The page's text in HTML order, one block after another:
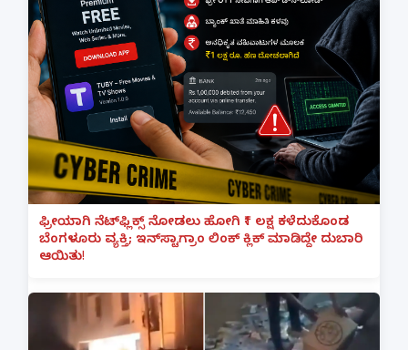
ಫ್ರೀಯಾಗಿ ನೆಟ್‌ಫ್ಲಿಕ್ಸ್ ನೋಡಲು ಹೋಗಿ ₹1 ಲಕ್ಷ ಕಳೆದುಕೊಂಡ
ಬೆಂಗಳೂರು ವ್ಯಕ್ತಿ; ಇನ್‌ಸ್ಟಾಗ್ರಾಂ ಲಿಂಕ್ ಕ್ಲಿಕ್ ಮಾಡಿದ್ದೇ ದುಬಾರಿ
ಆಯಿತು!